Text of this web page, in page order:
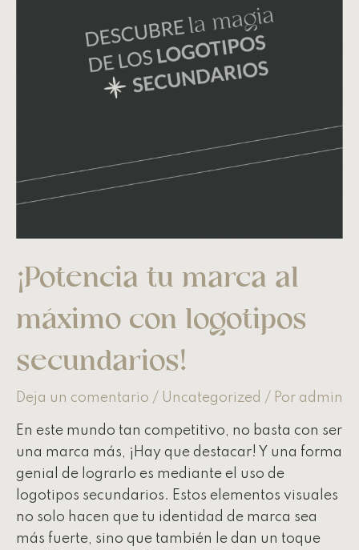
¡Potencia tu marca al
máximo con logotipos
secundarios!
Deja un comentario / Uncategorized / Por admin
En este mundo tan competitivo, no basta con ser
una marca más, ¡Hay que destacar! Y una forma
genial de lograrlo es mediante el uso de
logotipos secundarios. Estos elementos visuales
no solo hacen que tu identidad de marca sea
más fuerte, sino que también le dan un toque